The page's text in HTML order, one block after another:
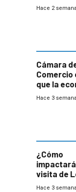
Hace 2
Cámara
Comercio
que la
crecerá
Hace 3
¿Cómo
visita de
XIV a
Hace 3